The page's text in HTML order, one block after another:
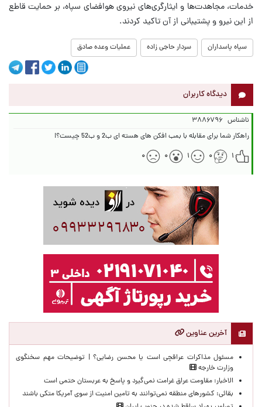
خدمات، مجاهدت‌ها و ایثارگری‌های نیروی هوافضای سپاه، بر حمایت قاطع
از این نیرو و پشتیبانی از آن تاکید کردند.
سپاه پاسداران سردار حاجی زاده عملیات وعده صادق
دیدگاه کاربران
ناشناس ۳۸۸۶۷۹۶
راهکار شما برای مقابله با بمب افکن های هسته ای ب2 و ب52 چیست؟!
۱
۰ ۱ ۰ ۰
آخرین عناوین
مسئول مذاکرات عراقچی است یا محسن رضایی؟ | توضیحات مهم سخنگوی
وزارت خارجه
الاخبار: مقاومت عراق غرامت نمی‌گیرد و پاسخ به عربستان حتمی است
بقائی: کشورهای منطقه نمی‌توانند به تامین امنیت از سوی آمریکا متکی باشند